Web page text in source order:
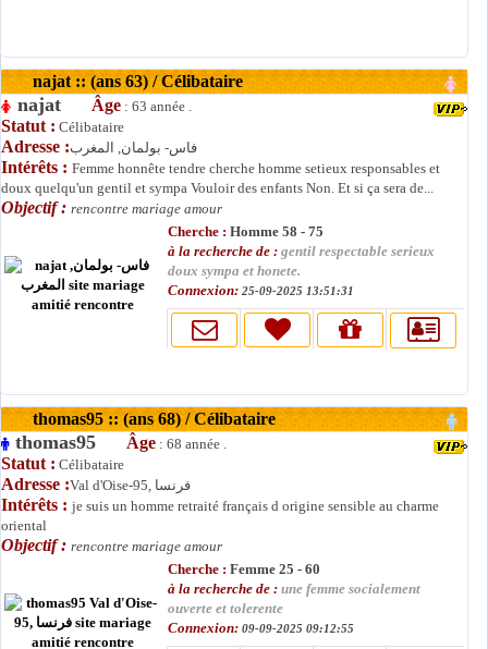
najat :: (ans 63) / Célibataire
najat Âge : 63 année .
Statut : Célibataire
Adresse :فاس- بولمان, المغرب
Intérêts : Femme honnête tendre cherche homme setieux responsables et
doux quelqu'un gentil et sympa Vouloir des enfants Non. Et si ça sera de...
Objectif : rencontre mariage amour
Cherche : Homme 58 - 75
à la recherche de : gentil respectable serieux
doux sympa et honete.
Connexion: 25-09-2025 13:51:31
thomas95 :: (ans 68) / Célibataire
thomas95 Âge : 68 année .
Statut : Célibataire
Adresse : Val d'Oise-95, فرنسا
Intérêts : je suis un homme retraité français d origine sensible au charme
oriental
Objectif : rencontre mariage amour
Cherche : Femme 25 - 60
à la recherche de : une femme socialement
ouverte et tolerente
Connexion: 09-09-2025 09:12:55